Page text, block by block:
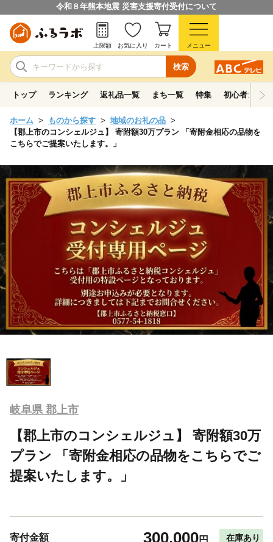
令和８年熊本地震 災害支援寄付受付について
検索
上限額 お気に入り カート メニュー
トップ ランキング 返礼品一覧 まち一覧 特集 初心者ガイド
ホーム ものから探す
地域のお礼の品
【郡上市のコンシェルジュ】 寄附額30万プラン 「寄附金相応の品物を
こちらでご提案いたします。」
岐阜県 郡上市
【郡上市のコンシェルジュ】 寄附額30万
プラン 「寄附金相応の品物をこちらでご
提案いたします。」
寄付金額 300,000円 在庫あり